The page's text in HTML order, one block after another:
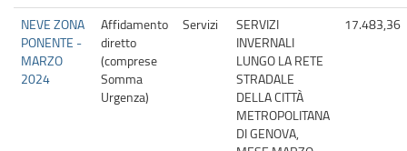
NEVE ZONA
PONENTE -
MARZO
2024
Affidamento
diretto
(comprese
Somma
Urgenza)
Servizi
SERVIZI
INVERNALI
LUNGO LA RETE
STRADALE
DELLA CITTÀ
METROPOLITANA
DI GENOVA,
17.483,36